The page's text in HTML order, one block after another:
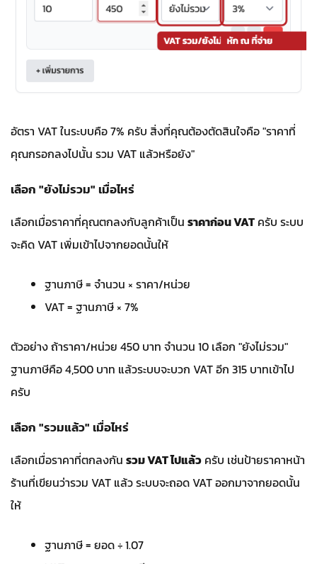
อัตรา VAT ในระบบคือ 7% ครับ สิ่งที่คุณต้องตัดสินใจคือ "ราคาที่
คุณกรอกลงไปนั้น รวม VAT แล้วหรือยัง"
เลือก "ยังไม่รวม" เมื่อไหร่
เลือกเมื่อราคาที่คุณตกลงกับลูกค้าเป็น ราคาก่อน VAT ครับ ระบบ
จะคิด VAT เพิ่มเข้าไปจากยอดนั้นให้
ฐานภาษี = จำนวน × ราคา/หน่วย
VAT = ฐานภาษี × 7%
ตัวอย่าง ถ้าราคา/หน่วย 450 บาท จำนวน 10 เลือก "ยังไม่รวม"
ฐานภาษีคือ 4,500 บาท แล้วระบบจะบวก VAT อีก 315 บาทเข้าไป
ครับ
เลือก "รวมแล้ว" เมื่อไหร่
เลือกเมื่อราคาที่ตกลงกัน รวม VAT ไปแล้ว ครับ เช่นป้ายราคาหน้า
ร้านที่เขียนว่ารวม VAT แล้ว ระบบจะถอด VAT ออกมาจากยอดนั้น
ให้
ฐานภาษี = ยอด ÷ 1.07